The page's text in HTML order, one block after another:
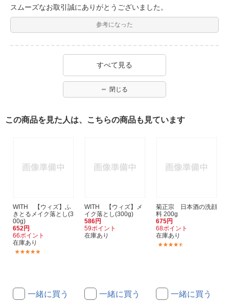
スムーズなお取引誠にありがとうございました。
参考になった
すべて見る
閉じる
この商品を見た人は、こちらの商品も見ています
WITH 【ウィズ】ふ
きとるメイク落とし(3
00g)
652円
66ポイント
在庫あり
一緒に買う
WITH 【ウィズ】メ
イク落とし(300g)
586円
59ポイント
在庫あり
一緒に買う
菊正宗 日本酒の洗顔
料 200g
675円
68ポイント
在庫あり
一緒に買う